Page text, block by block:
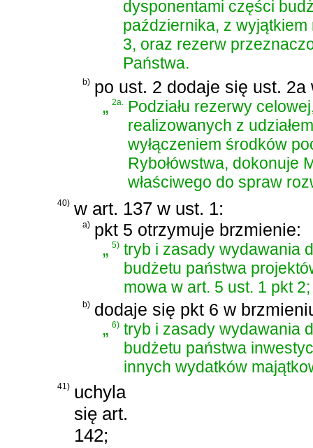
dysponentami części
października, z
3, oraz rezerw
Państwa.
b) po ust. 2 dodaje się ust. 2a
„2a.
Podziału rezerwy
realizowanych z
wyłączeniem środków
Rybołówstwa, dokonuje
właściwego do spraw
40) w art. 137 w ust. 1:
a) pkt 5 otrzymuje brzmienie:
„5) tryb i zasady wydawania
budżetu państwa
mowa w art. 5 ust. 1 pkt 2;
b) dodaje się pkt 6 w
„6) tryb i zasady wydawania
budżetu państwa
innych wydatków
41) uchyla
się art.
142;